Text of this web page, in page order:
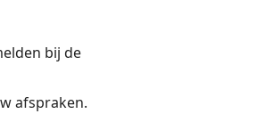
bij de
afspraken.